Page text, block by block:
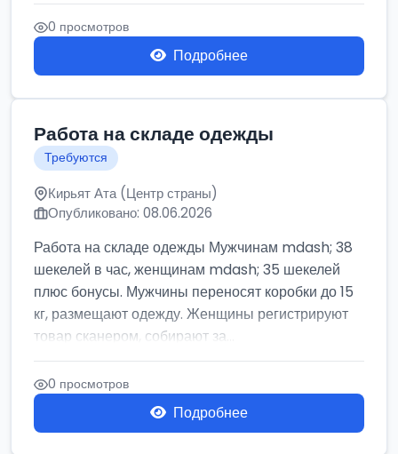
0 просмотров
Подробнее
Работа на складе одежды
Требуются
Кирьят Ата (Центр страны)
Опубликовано: 08.06.2026
Работа на складе одежды Мужчинам mdash; 38
шекелей в час, женщинам mdash; 35 шекелей
плюс бонусы. Мужчины переносят коробки до 15
кг, размещают одежду. Женщины регистрируют
товар сканером, собирают за...
0 просмотров
Подробнее